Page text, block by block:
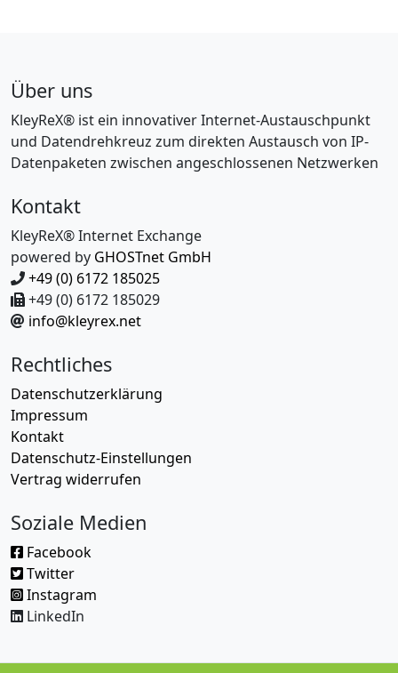
Über uns
KleyReX® ist ein innovativer Internet-Austauschpunkt
und Datendrehkreuz zum direkten Austausch von IP-
Datenpaketen zwischen angeschlossenen Netzwerken
Kontakt
KleyReX® Internet Exchange
powered by GHOSTnet GmbH
+49 (0) 6172 185025
+49 (0) 6172 185029
info@kleyrex.net
Rechtliches
Datenschutzerklärung
Impressum
Kontakt
Datenschutz-Einstellungen
Vertrag widerrufen
Soziale Medien
Facebook
Twitter
Instagram
LinkedIn